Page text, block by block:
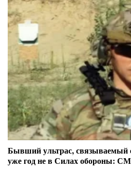
Бывший ультрас, связываемый
уже год не в Силах обороны: